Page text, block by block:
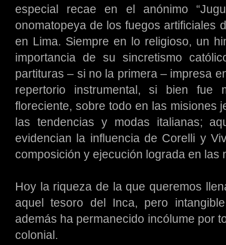
especial recae en el anónimo
onomatopeya de los fuegos artificiales
en Lima. Siempre en lo religioso, un
importancia de su sincretismo
partituras – si no la primera – impresa
repertorio instrumental, si bien fue
floreciente, sobre todo en las misiones
las tendencias y modas italianas;
evidencian la influencia de Corelli y
composición y ejecución lograda en las
Hoy la riqueza de la que queremos
aquel tesoro del Inca, pero
además ha permanecido incólume por
colonial.